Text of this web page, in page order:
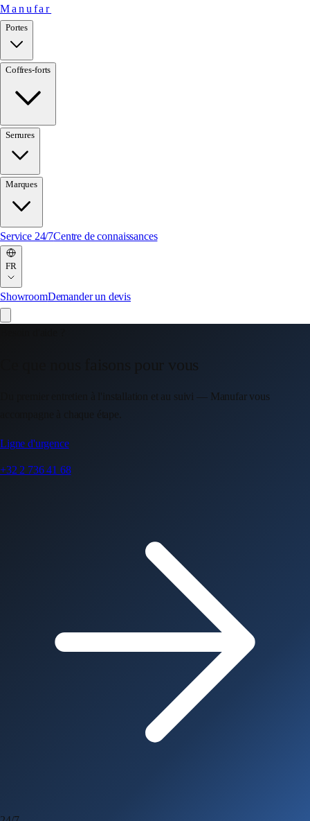
Manufar
Portes
Coffres-forts
Serrures
Marques
Service 24/7Centre de connaissances
FR
ShowroomDemander un devis
Ce que nous faisons pour vous
Du premier entretien à l'installation et au suivi — Manufar vous
accompagne à chaque étape.
Ligne d'urgence
+32 2 736 41 68